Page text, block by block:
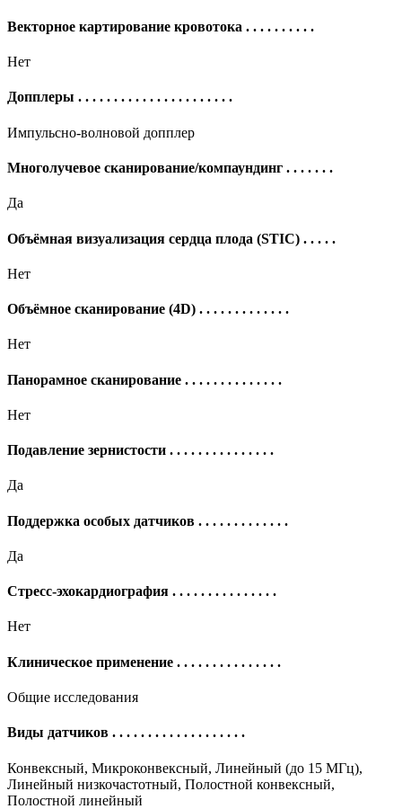
Векторное картирование кровотока . . . . . . . . . .
Нет
Допплеры . . . . . . . . . . . . . . . . . . . . . .
Импульсно-волновой допплер
Многолучевое сканирование/компаундинг . . . . . . .
Да
Объёмная визуализация сердца плода (STIC) . . . . .
Нет
Объёмное сканирование (4D) . . . . . . . . . . . . .
Нет
Панорамное сканирование . . . . . . . . . . . . . .
Нет
Подавление зернистости . . . . . . . . . . . . . . .
Да
Поддержка особых датчиков . . . . . . . . . . . . .
Да
Стресс-эхокардиография . . . . . . . . . . . . . . .
Нет
Клиническое применение . . . . . . . . . . . . . . .
Общие исследования
Виды датчиков . . . . . . . . . . . . . . . . . . .
Конвексный, Микроконвексный, Линейный (до 15 МГц),
Линейный низкочастотный, Полостной конвексный,
Полостной линейный